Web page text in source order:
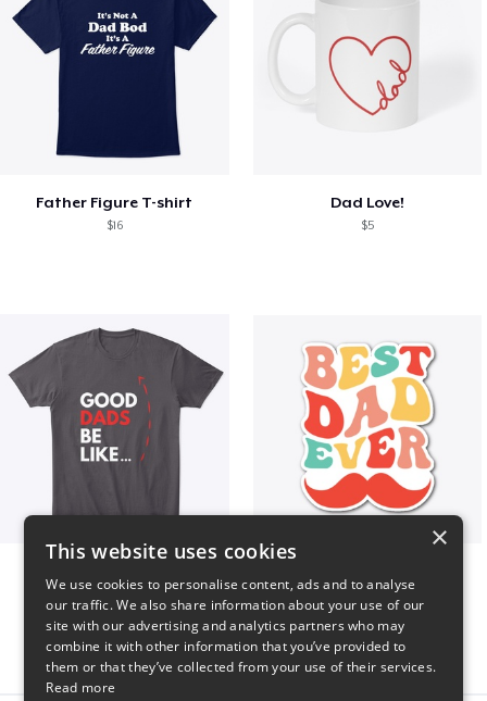
Father Figure T-shirt
$16
Dad Love!
$5
×
This website uses cookies
We use cookies to personalise content, ads and to analyse
our traffic. We also share information about your use of our
site with our advertising and analytics partners who may
combine it with other information that you’ve provided to
them or that they’ve collected from your use of their services.
Read more